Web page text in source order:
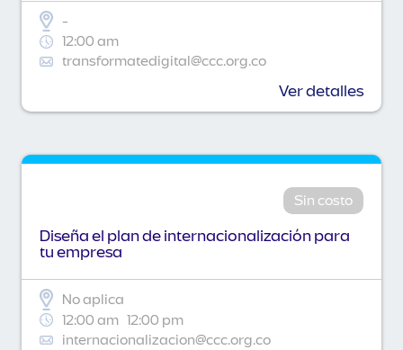
-
12:00 am
transformatedigital@ccc.org.co
Ver detalles
Sin costo
Diseña el plan de internacionalización para
tu empresa
No aplica
12:00 am 12:00 pm
internacionalizacion@ccc.org.co